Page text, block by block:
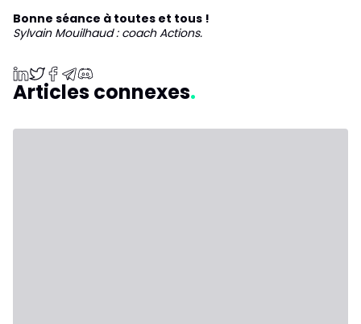
Bonne séance à toutes et tous !
Sylvain Mouilhaud : coach Actions.
Articles connexes